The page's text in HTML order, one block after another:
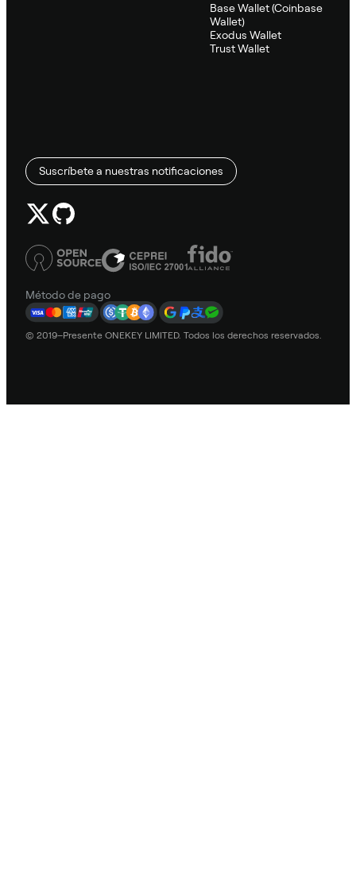
Base Wallet (Coinbase
Wallet)
Exodus Wallet
Trust Wallet
Suscríbete a nuestras notificaciones
Método de pago
© 2019–Presente ONEKEY LIMITED. Todos los derechos reservados.